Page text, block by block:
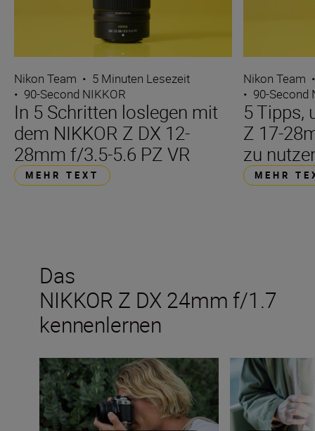
Nikon Team • 5 Minuten Lesezeit
• 90-Second NIKKOR
In 5 Schritten loslegen mit
dem NIKKOR Z DX 12-
28mm f/3.5-5.6 PZ VR
MEHR TEXT
Nikon Team
• 90-Second
5 Tipps,
Z 17-
zu
MEHR
Das
NIKKOR Z DX 24mm f/1.7
kennenlernen
Das neue NIKKOR Z DX 24mm f/1.7 Das neue